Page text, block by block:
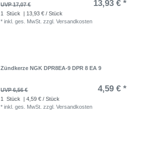
UVP 17,07 € 13,93 € *
1 Stück
| 13,93 € / Stück
*inkl. ges. MwSt. zzgl.Versandkosten
Zündkerze NGK DPR8EA-9 DPR 8 EA 9
UVP 6,56 € 4,59 € *
1 Stück
| 4,59 € / Stück
*inkl. ges. MwSt. zzgl.Versandkosten